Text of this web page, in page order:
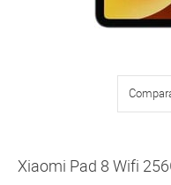
Xiaomi Pad 8 Wifi